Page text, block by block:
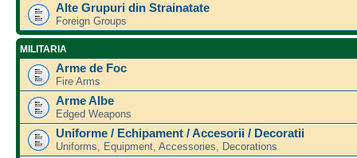
Alte Grupuri din Strainatate
Foreign Groups
MILITARIA
Arme de Foc
Fire Arms
Arme Albe
Edged Weapons
Uniforme / Echipament / Accesorii / Decoratii
Uniforms, Equipment, Accessories, Decorations